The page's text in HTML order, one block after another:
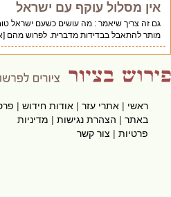
אין מסלול עוקף עם ישראל
גם זה צריך שיאמר : מה עושים כשעם ישראל טובל
מותר להתאבל בבדידות מדברית. לפרוש מהם
ראשי|אתרי עזר|אודות חידוש|פרסם
באתר|הצהרת נגישות|מדיניות
פרטיות|צור קשר